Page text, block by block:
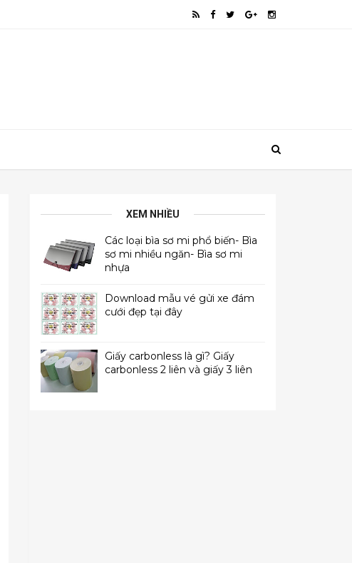
XEM NHIỀU
Các loại bìa sơ mi phổ biến- Bìa
sơ mi nhiều ngăn- Bìa sơ mi
nhựa
Download mẫu vé gửi xe đám
cưới đẹp tại đây
Giấy carbonless là gì? Giấy
carbonless 2 liên và giấy 3 liên